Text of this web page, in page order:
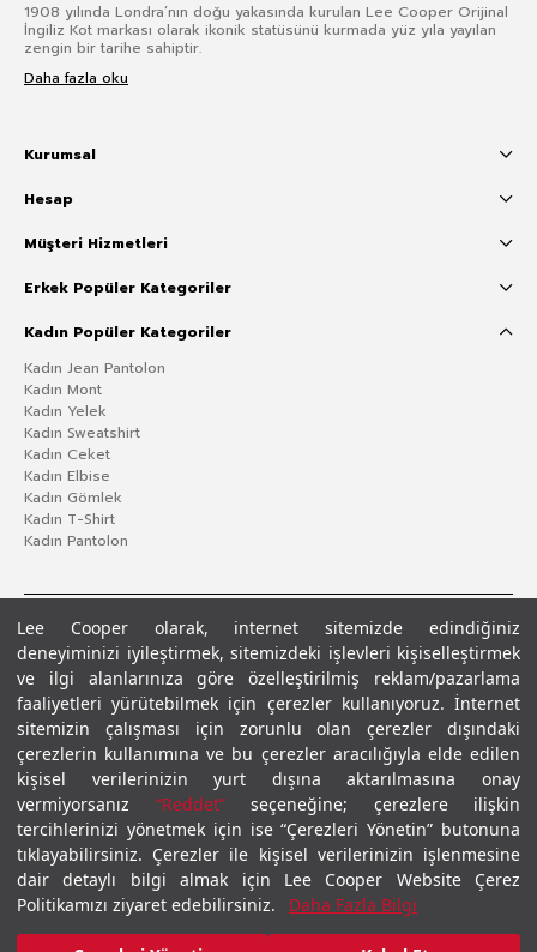
Lee Cooper olarak, internet sitemizde edindiğiniz
deneyiminizi iyileştirmek, sitemizdeki işlevleri kişiselleştirmek
ve ilgi alanlarınıza göre özelleştirilmiş reklam/pazarlama
faaliyetleri yürütebilmek için çerezler kullanıyoruz. İnternet
sitemizin çalışması için zorunlu olan çerezler dışındaki
çerezlerin kullanımına ve bu çerezler aracılığıyla elde edilen
kişisel verilerinizin yurt dışına aktarılmasına onay
vermiyorsanız “Reddet”seçeneğine; çerezlere ilişkin
tercihlerinizi yönetmek için ise “Çerezleri Yönetin” butonuna
tıklayabilirsiniz. Çerezler ile kişisel verilerinizin işlenmesine
dair detaylı bilgi almak için Lee Cooper Website Çerez
Politikamızı ziyaret edebilirsiniz.
Daha Fazla Bilgi
1908 yılında Londra’nın doğu yakasında kurulan Lee Cooper Orijinal
İngiliz Kot markası olarak ikonik statüsünü kurmada yüz yıla yayılan
zengin bir tarihe sahiptir.
Daha fazla oku
Kurumsal
Hesap
Müşteri Hizmetleri
Erkek Popüler Kategoriler
Kadın Popüler Kategoriler
Kadın Jean Pantolon
Kadın Mont
Kadın Yelek
Kadın Sweatshirt
Kadın Ceket
Kadın Elbise
Kadın Gömlek
Kadın T-Shirt
Kadın Pantolon
Gizlilik PolitikasıÇerez Politikası KVKK Aydınlatma MetniŞartlar ve Koşullar
© 2026 Leecooper - Tüm Hakları Saklıdır.